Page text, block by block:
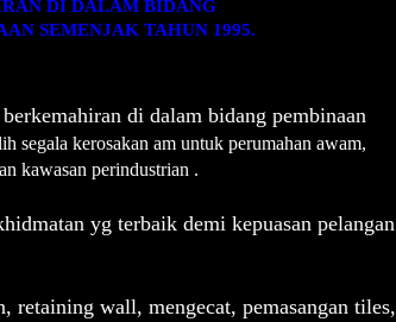
DI DALAM BIDANG
SEMENJAK TAHUN 1995.
di dalam bidang pembinaan
segala kerosakan am untuk perumahan awam,
kawasan perindustrian .
yg terbaik demi kepuasan pelangan
retaining wall, mengecat, pemasangan tiles,